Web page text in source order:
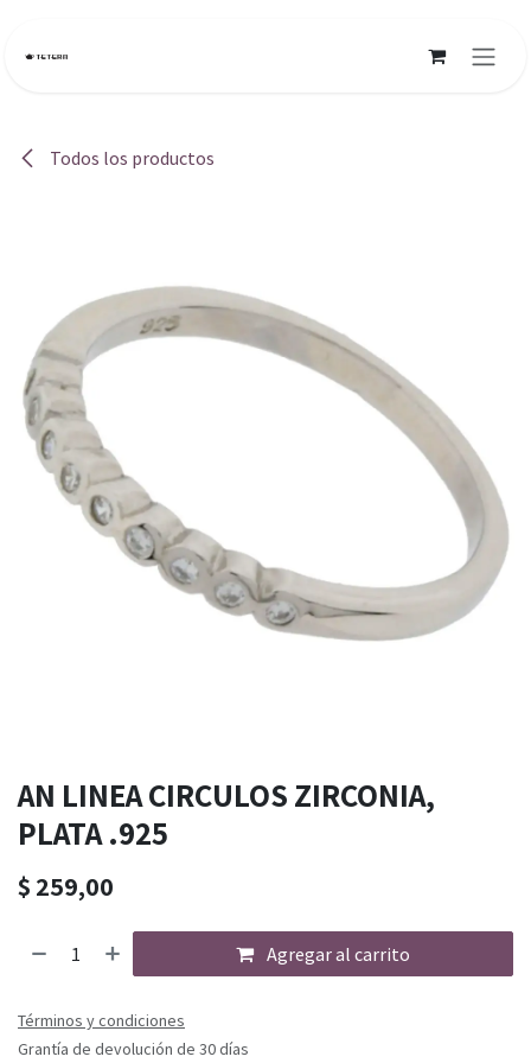
Todos los productos
AN LINEA CIRCULOS ZIRCONIA,
PLATA .925
$ 259,00
Agregar al carrito
Términos y condiciones
Grantía de devolución de 30 días